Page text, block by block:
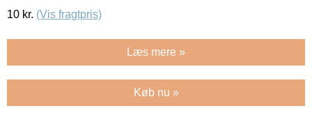
10 kr. (Vis fragtpris)
Læs mere »
Køb nu »